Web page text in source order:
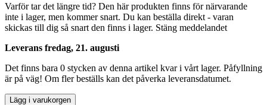
Varför tar det längre tid? Den här produkten finns för närvarande
inte i lager, men kommer snart. Du kan beställa direkt - varan
skickas till dig så snart den finns i lager. Stäng meddelandet
Leverans fredag, 21. augusti
Det finns bara 0 stycken av denna artikel kvar i vårt lager. Påfyllning
är på väg! Om fler beställs kan det påverka leveransdatumet.
Lägg i varukorgen